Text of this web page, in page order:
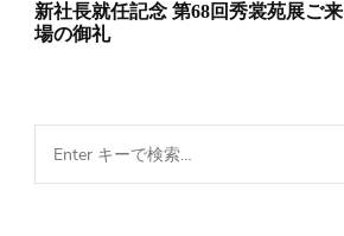
新社長就任記念 第68回秀裳苑展ご来
場の御礼
for